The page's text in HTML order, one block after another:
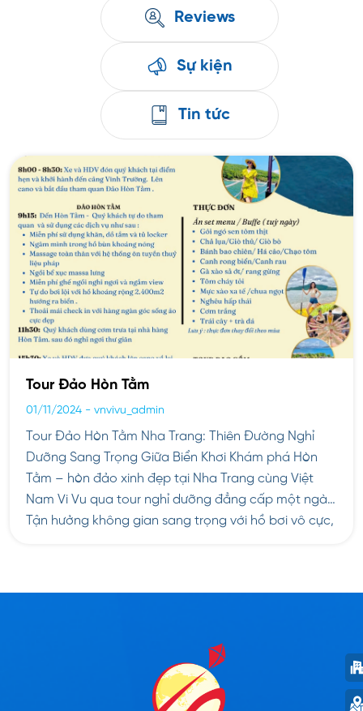
Reviews
Sự kiện
Tin tức
Tour Đảo Hòn Tằm
01/11/2024 - vnvivu_admin
Tour Đảo Hòn Tằm Nha Trang: Thiên Đường Nghỉ
Dưỡng Sang Trọng Giữa Biển Khơi Khám phá Hòn
Tằm – hòn đảo xinh đẹp tại Nha Trang cùng Việt
Nam Vi Vu qua tour nghỉ dưỡng đẳng cấp một ngày.
Tận hưởng không gian sang trọng với hồ bơi vô cực,